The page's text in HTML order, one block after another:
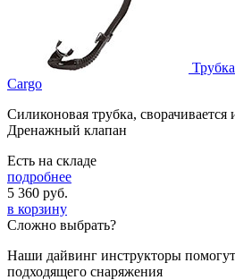
Cargo
Силиконовая трубка, сворачивается
Дренажный клапан
Есть на складе
подробнее
5 360 руб.
в корзину
Сложно выбрать?
Наши дайвинг инструкторы
подходящего снаряжения